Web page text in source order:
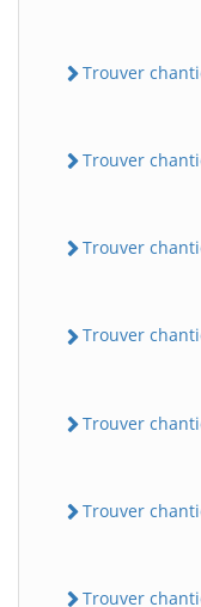
Trouver
Trouver
Trouver
Trouver
Trouver
Trouver
Trouver